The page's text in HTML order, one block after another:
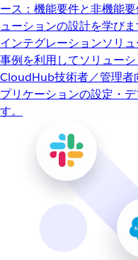
ース：機能要件と非機能
ューションの設計を学びま
インテグレーションソリ
事例を利用してソリューシ
CloudHub技術者／管理
プリケーションの設定・
す。